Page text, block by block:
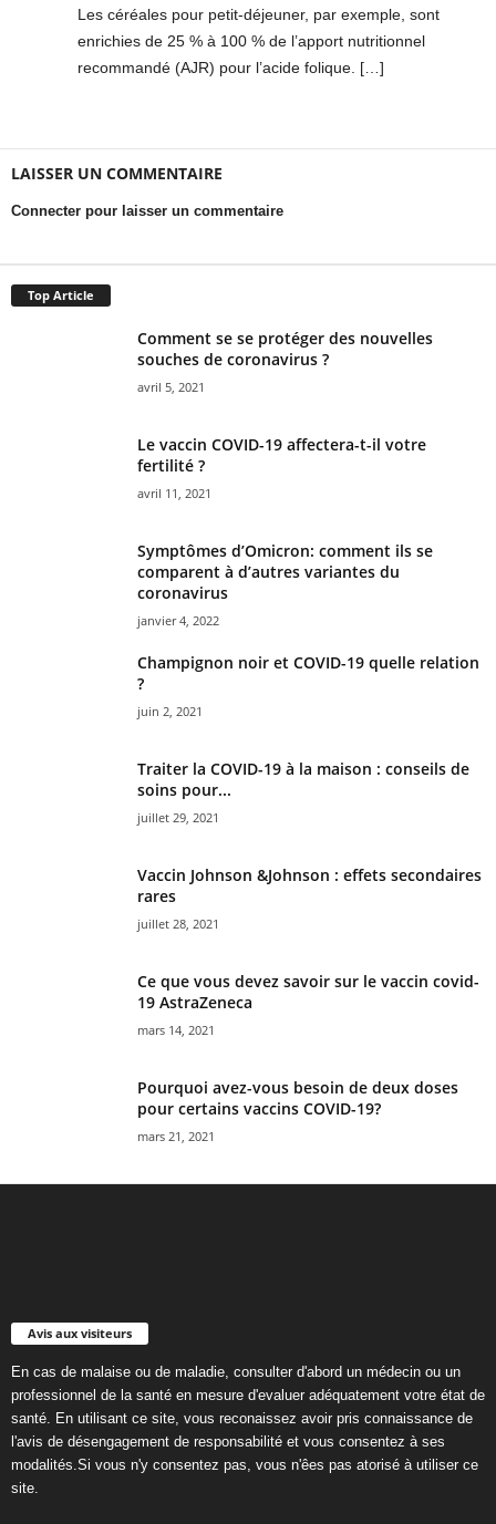
Les céréales pour petit-déjeuner, par exemple, sont
enrichies de 25 % à 100 % de l’apport nutritionnel
recommandé (AJR) pour l’acide folique. […]
LAISSER UN COMMENTAIRE
Connecter pour laisser un commentaire
Top Article
Comment se se protéger des nouvelles
souches de coronavirus ?
avril 5, 2021
Le vaccin COVID-19 affectera-t-il votre
fertilité ?
avril 11, 2021
Symptômes d’Omicron: comment ils se
comparent à d’autres variantes du
coronavirus
janvier 4, 2022
Champignon noir et COVID-19 quelle relation
?
juin 2, 2021
Traiter la COVID-19 à la maison : conseils de
soins pour...
juillet 29, 2021
Vaccin Johnson &Johnson : effets secondaires
rares
juillet 28, 2021
Ce que vous devez savoir sur le vaccin covid-
19 AstraZeneca
mars 14, 2021
Pourquoi avez-vous besoin de deux doses
pour certains vaccins COVID-19?
mars 21, 2021
Avis aux visiteurs
En cas de malaise ou de maladie, consulter d'abord un médecin ou un
professionnel de la santé en mesure d'evaluer adéquatement votre état de
santé. En utilisant ce site, vous reconaissez avoir pris connaissance de
l'avis de désengagement de responsabilité et vous consentez à ses
modalités.Si vous n'y consentez pas, vous n'êes pas atorisé à utiliser ce
site.